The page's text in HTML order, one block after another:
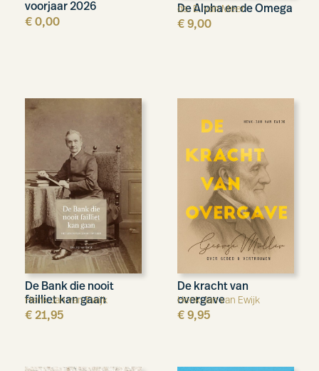
voorjaar 2026
€ 0,00
De Alpha en de Omega
ds. E. van Meer
€ 9,00
De Bank die nooit
failliet kan gaan
Henk-Jan van Ewijk
€ 21,95
De kracht van
overgave
Henk-Jan van Ewijk
€ 9,95